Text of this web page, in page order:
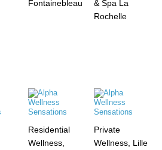
Fontainebleau
& Spa La
Rochelle
Residential
Wellness,
Private
Wellness, Lille